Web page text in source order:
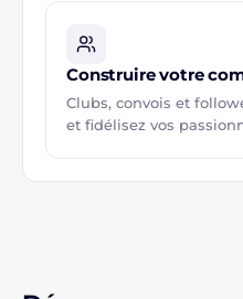
Construire votre
Clubs, convois et
et fidélisez vos